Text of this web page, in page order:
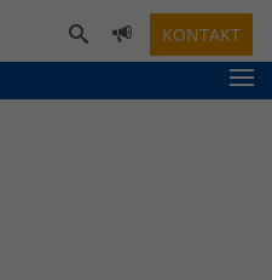
KONTAKT